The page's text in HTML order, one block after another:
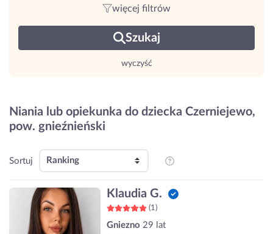
więcej filtrów
Szukaj
wyczyść
Niania lub opiekunka do dziecka Czerniejewo,
pow. gnieźnieński
Sortuj
Klaudia G.
(1)
Gniezno 29 lat